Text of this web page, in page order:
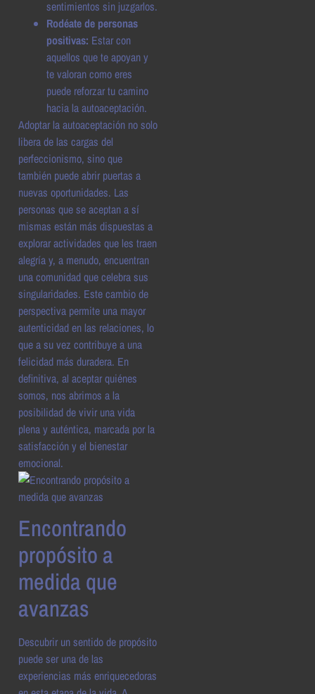
sentimientos sin juzgarlos.
Rodéate de personas
positivas: Estar con
aquellos que te apoyan y
te valoran como eres
puede reforzar tu camino
hacia la autoaceptación.
Adoptar la autoaceptación no solo
libera de las cargas del
perfeccionismo, sino que
también puede abrir puertas a
nuevas oportunidades. Las
personas que se aceptan a sí
mismas están más dispuestas a
explorar actividades que les traen
alegría y, a menudo, encuentran
una comunidad que celebra sus
singularidades. Este cambio de
perspectiva permite una mayor
autenticidad en las relaciones, lo
que a su vez contribuye a una
felicidad más duradera. En
definitiva, al aceptar quiénes
somos, nos abrimos a la
posibilidad de vivir una vida
plena y auténtica, marcada por la
satisfacción y el bienestar
emocional.
Encontrando
propósito a
medida que
avanzas
Descubrir un sentido de propósito
puede ser una de las
experiencias más enriquecedoras